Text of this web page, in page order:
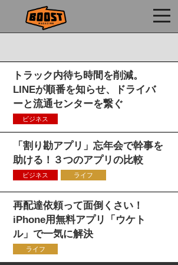
トラック内待ち時間を削減。
LINEが順番を知らせ、ドライバ
ーと流通センターを繋ぐ
ビジネス
「割り勘アプリ」忘年会で幹事を
助ける！３つのアプリの比較
ビジネス ライフ
再配達依頼って面倒くさい！
iPhone用無料アプリ「ウケト
ル」で一気に解決
ライフ